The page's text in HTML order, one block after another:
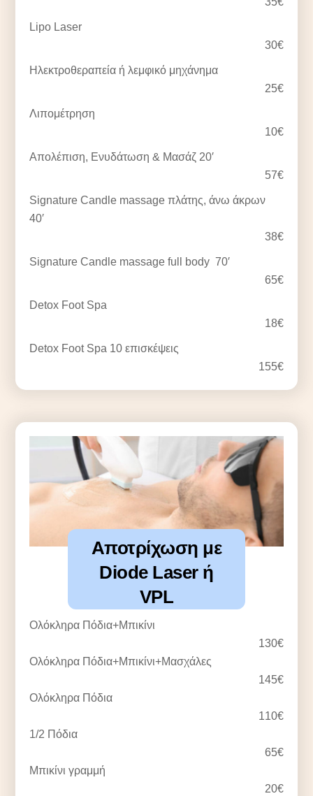
Lipo Laser
30€
Ηλεκτροθεραπεία ή λεμφικό μηχάνημα
25€
Λιπομέτρηση
10€
Απολέπιση, Ενυδάτωση & Μασάζ 20′
57€
Signature Candle massage πλάτης, άνω άκρων
40′
38€
Signature Candle massage full body 70′
65€
Detox Foot Spa
18€
Detox Foot Spa 10 επισκέψεις
155€
Αποτρίχωση με
Diode Laser ή
VPL
Ολόκληρα Πόδια+Μπικίνι
130€
Ολόκληρα Πόδια+Μπικίνι+Μασχάλες
145€
Ολόκληρα Πόδια
110€
1/2 Πόδια
65€
Μπικίνι γραμμή
20€